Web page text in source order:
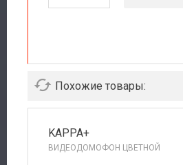
Похожие товары:
KAPPA+
ВИДЕОДОМОФОН ЦВЕТНОЙ